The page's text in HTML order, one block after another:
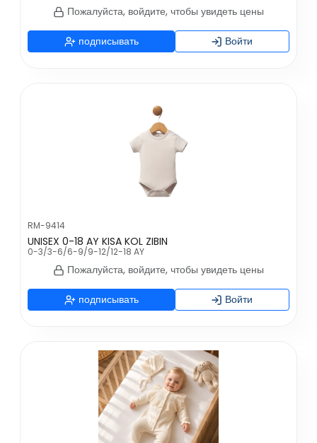
Пожалуйста, войдите, чтобы увидеть цены
подписывать Войти
RM-9414
UNISEX 0-18 AY KISA KOL ZIBIN
0-3/3-6/6-9/9-12/12-18 AY
Пожалуйста, войдите, чтобы увидеть цены
подписывать Войти